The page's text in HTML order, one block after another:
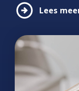
arrow_circle_right Lees